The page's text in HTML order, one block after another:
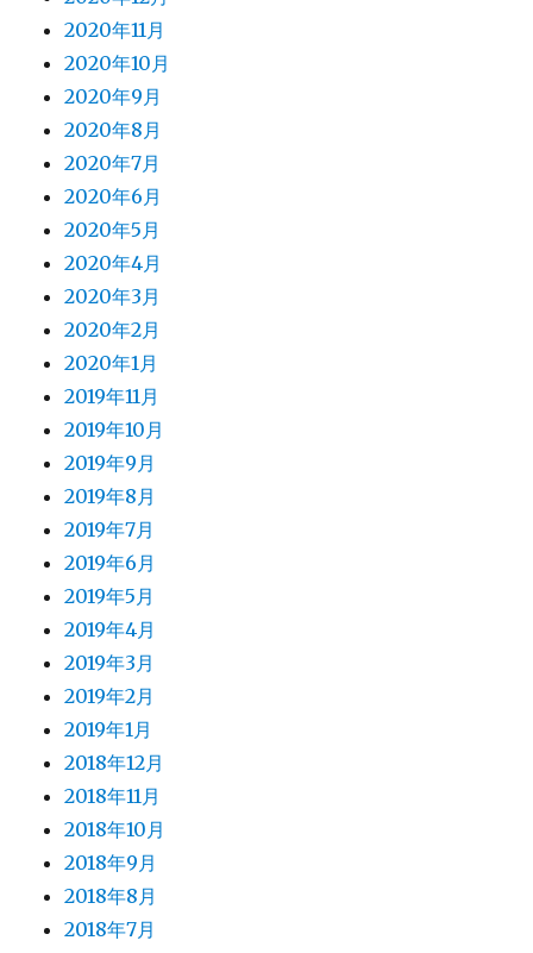
2020年11月
2020年10月
2020年9月
2020年8月
2020年7月
2020年6月
2020年5月
2020年4月
2020年3月
2020年2月
2020年1月
2019年11月
2019年10月
2019年9月
2019年8月
2019年7月
2019年6月
2019年5月
2019年4月
2019年3月
2019年2月
2019年1月
2018年12月
2018年11月
2018年10月
2018年9月
2018年8月
2018年7月